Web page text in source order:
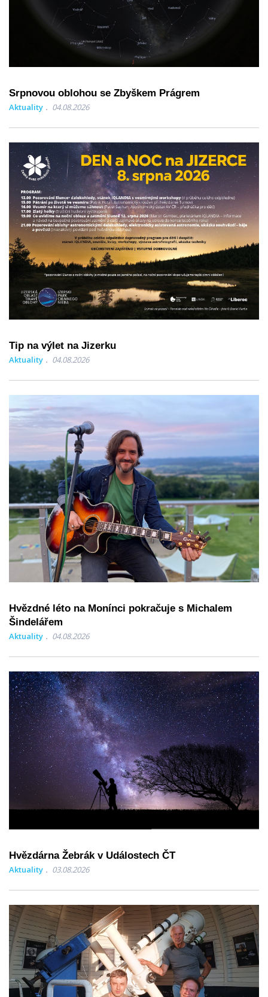
Srpnovou oblohou se Zbyškem Prágrem
Aktuality 04.08.2026
Tip na výlet na Jizerku
Aktuality 04.08.2026
Hvězdné léto na Monínci pokračuje s Michalem
Šindelářem
Aktuality 04.08.2026
Hvězdárna Žebrák v Událostech ČT
Aktuality 03.08.2026